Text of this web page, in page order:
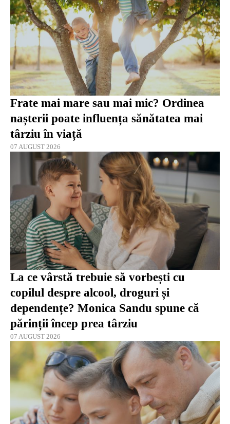
Frate mai mare sau mai mic? Ordinea
nașterii poate influența sănătatea mai
târziu în viață
07 AUGUST 2026
La ce vârstă trebuie să vorbești cu
copilul despre alcool, droguri și
dependențe? Monica Sandu spune că
părinții încep prea târziu
07 AUGUST 2026